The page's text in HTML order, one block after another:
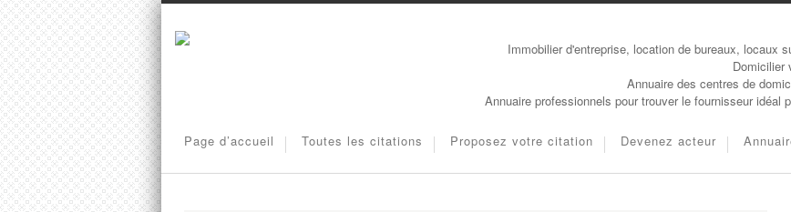
Immobilier d'entreprise, location de bureaux, locaux
Domicilier
Annuaire des centres de
Annuaire professionnels pour trouver le fournisseur idéal
Page d’accueil Toutes les citations Proposez votre citation Devenez acteur